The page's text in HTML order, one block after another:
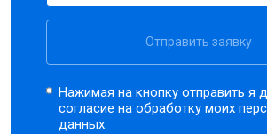
Отправить заявку
Нажимая на кнопку отправить я
согласие на обработку моих
данных.